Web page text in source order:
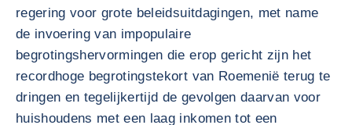
regering voor grote beleidsuitdagingen, met name
de invoering van impopulaire
begrotingshervormingen die erop gericht zijn het
recordhoge begrotingstekort van Roemenië terug te
dringen en tegelijkertijd de gevolgen daarvan voor
huishoudens met een laag inkomen tot een